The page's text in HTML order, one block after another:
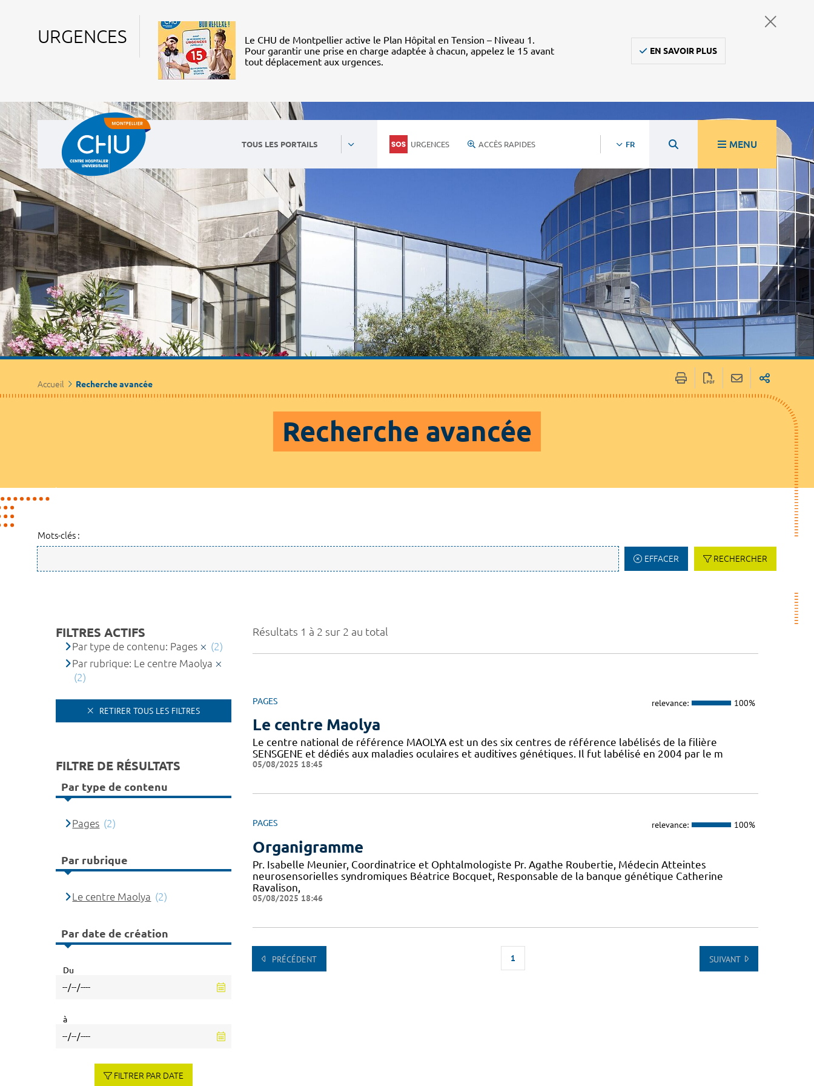
URGENCES
Le CHU de Montpellier active le Plan Hôpital en Tension – Niveau 1.
Pour garantir une prise en charge adaptée à chacun, appelez le 15 avant
tout déplacement aux urgences.
EN SAVOIR PLUS
TOUS LES PORTAILS URGENCES ACCÈS RAPIDES FR MENU
Accueil Recherche avancée
Recherche avancée
Mots-clés :
EFFACER RECHERCHER
Résultats 1 à 2 sur 2 au total
PAGES relevance: 100%
Le centre Maolya
Le centre national de référence MAOLYA est un des six centres de référence labélisés de la filière
SENSGENE et dédiés aux maladies oculaires et auditives génétiques. Il fut labélisé en 2004 par le m
05/08/2025 18:45
PAGES relevance: 100%
Organigramme
Pr. Isabelle Meunier, Coordinatrice et Ophtalmologiste Pr. Agathe Roubertie, Médecin Atteintes
neurosensorielles syndromiques Béatrice Bocquet, Responsable de la banque génétique Catherine
Ravalison,
05/08/2025 18:46
PRÉCÉDENT 1 SUIVANT
FILTRES ACTIFS
Par type de contenu: Pages
(2)
Par rubrique: Le centre Maolya
(2)
RETIRER TOUS LES FILTRES
FILTRE DE RÉSULTATS
Par type de contenu
Pages (2)
Par rubrique
Le centre Maolya (2)
Par date de création
Du
à
FILTRER PAR DATE